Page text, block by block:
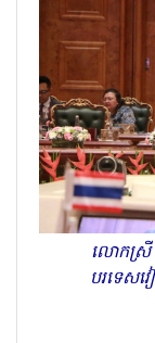
លោកស្រី
បរទេសវ